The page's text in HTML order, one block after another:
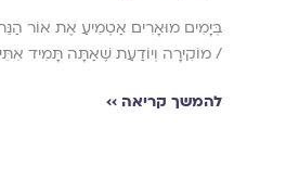
בְּיָמִים מוּאָרִים אַטְמִיעַ אֶת אוֹר
/ מוֹקִירָה וְיוֹדַעַת שֶׁאַתָּה תָּמִיד אִתִּי
להמשך קריאה ››